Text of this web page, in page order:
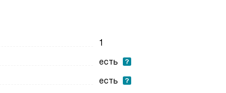
1
есть
есть